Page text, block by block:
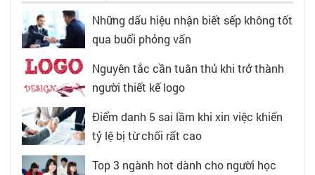
Những dấu hiệu nhận biết sếp không tốt
qua buổi phỏng vấn
Nguyên tắc cần tuân thủ khi trở thành
người thiết kế logo
Điểm danh 5 sai lầm khi xin việc khiến
tỷ lệ bị từ chối rất cao
Top 3 ngành hot dành cho người học